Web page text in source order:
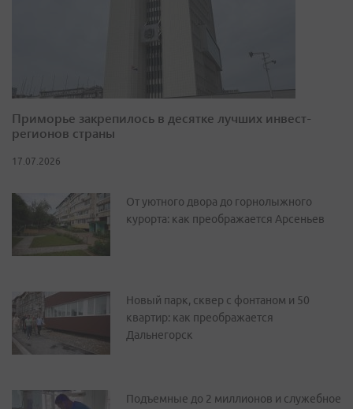
Приморье закрепилось в десятке лучших инвест-
регионов страны
17.07.2026
От уютного двора до горнолыжного
курорта: как преображается Арсеньев
Новый парк, сквер с фонтаном и 50
квартир: как преображается
Дальнегорск
Подъемные до 2 миллионов и служебное